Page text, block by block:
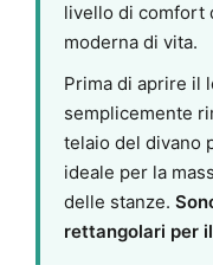
livello di comfort
moderna di vita.
Prima di aprire il
semplicemente
telaio del divano
ideale per la
delle stanze.
rettangolari per